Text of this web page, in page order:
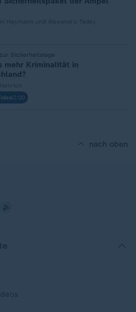
Sicherheitslage
mehr Kriminalität in
2:00
nach oben